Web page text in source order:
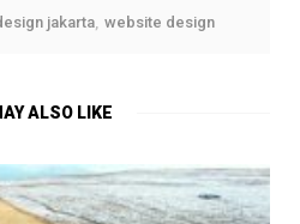
jakarta website design
ALSO LIKE